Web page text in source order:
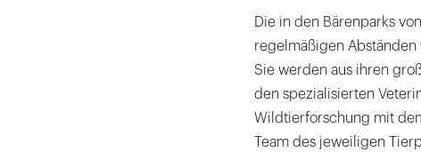
Die in den Bärenparks
regelmäßigen
Sie werden aus ihren
den spezialisierten
Wildtierforschung mit
Team des jeweiligen